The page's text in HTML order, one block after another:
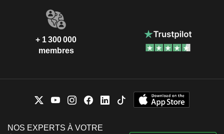
+ 1 300 000
membres
NOS EXPERTS À VOTRE